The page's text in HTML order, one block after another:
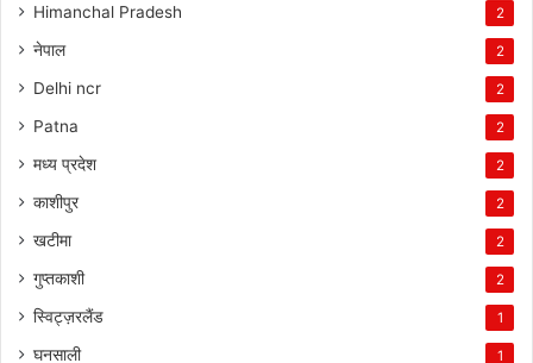
Himanchal Pradesh 2
नेपाल 2
Delhi ncr 2
Patna 2
मध्य प्रदेश 2
काशीपुर 2
खटीमा 2
गुप्तकाशी 2
स्विट्ज़रलैंड 1
घनसाली 1